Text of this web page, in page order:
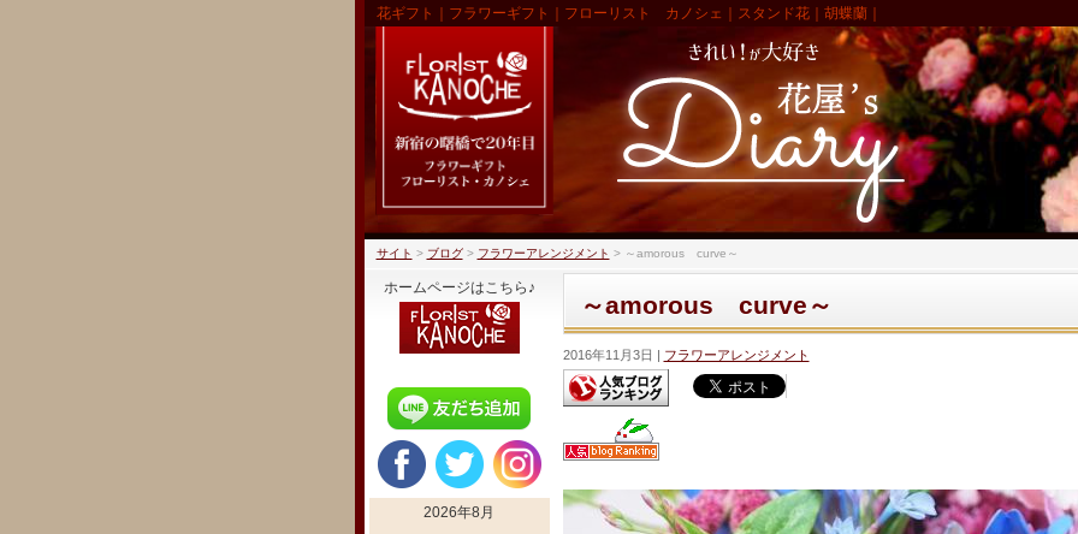
花ギフト｜フラワーギフト｜フローリスト カノシェ｜スタンド花｜胡蝶蘭｜
サイト > ブログ> フラワーアレンジメント > ～amorous curve～
～amorous curve～
2016年11月3日 フラワーアレンジメント
ホームページはこちら♪
2026年8月